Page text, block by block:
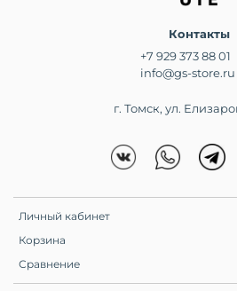
Личный кабинет
Корзина
Сравнение
Контакты
+7 929 373 88 01
info@gs-store.ru
г. Томск, ул.